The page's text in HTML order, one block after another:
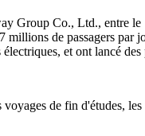
Group Co., Ltd., entre
millions de passagers
électriques, et ont lancé
de fin d'études,